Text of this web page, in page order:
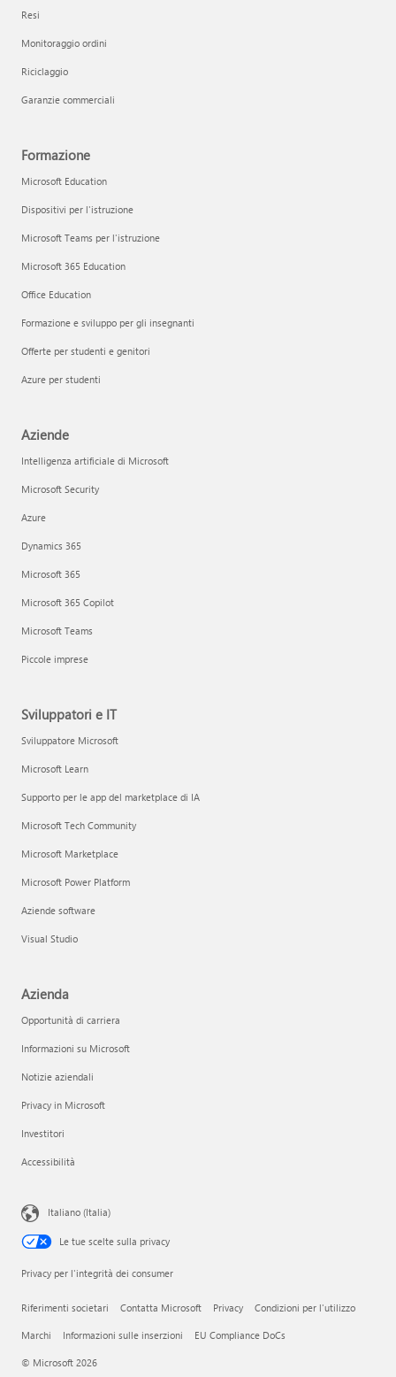
Resi
Monitoraggio ordini
Riciclaggio
Garanzie commerciali
Formazione
Microsoft Education
Dispositivi per l'istruzione
Microsoft Teams per l'istruzione
Microsoft 365 Education
Office Education
Formazione e sviluppo per gli insegnanti
Offerte per studenti e genitori
Azure per studenti
Aziende
Intelligenza artificiale di Microsoft
Microsoft Security
Azure
Dynamics 365
Microsoft 365
Microsoft 365 Copilot
Microsoft Teams
Piccole imprese
Sviluppatori e IT
Sviluppatore Microsoft
Microsoft Learn
Supporto per le app del marketplace di IA
Microsoft Tech Community
Microsoft Marketplace
Microsoft Power Platform
Aziende software
Visual Studio
Azienda
Opportunità di carriera
Informazioni su Microsoft
Notizie aziendali
Privacy in Microsoft
Investitori
Accessibilità
Italiano (Italia)
Le tue scelte sulla privacy
Privacy per l'integrità dei consumer
Riferimenti societari Contatta Microsoft Privacy Condizioni per l'utilizzo
Marchi Informazioni sulle inserzioni EU Compliance DoCs
© Microsoft 2026